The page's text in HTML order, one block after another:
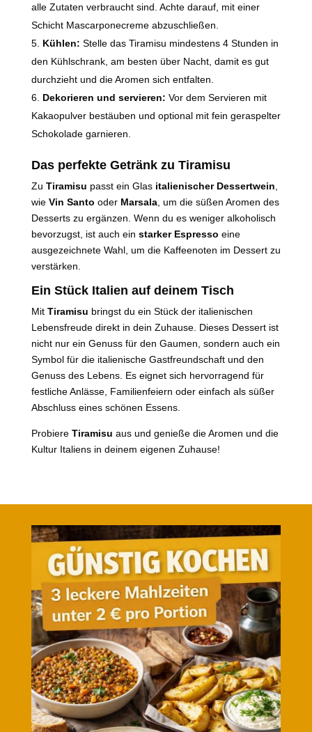
alle Zutaten verbraucht sind. Achte darauf, mit einer
Schicht Mascarponecreme abzuschließen.
Kühlen: Stelle das Tiramisu mindestens 4 Stunden in
den Kühlschrank, am besten über Nacht, damit es gut
durchzieht und die Aromen sich entfalten.
Dekorieren und servieren: Vor dem Servieren mit
Kakaopulver bestäuben und optional mit fein geraspelter
Schokolade garnieren.
Das perfekte Getränk zu Tiramisu
Zu Tiramisu passt ein Glas italienischer Dessertwein
wie Vin Santo oder Marsala, um die süßen Aromen des
Desserts zu ergänzen. Wenn du es weniger alkoholisch
bevorzugst, ist auch ein starker Espresso eine
ausgezeichnete Wahl, um die Kaffeenoten im Dessert zu
verstärken.
Ein Stück Italien auf deinem Tisch
Mit Tiramisu bringst du ein Stück der italienischen
Lebensfreude direkt in dein Zuhause. Dieses Dessert ist
nicht nur ein Genuss für den Gaumen, sondern auch ein
Symbol für die italienische Gastfreundschaft und den
Genuss des Lebens. Es eignet sich hervorragend für
festliche Anlässe, Familienfeiern oder einfach als süßer
Abschluss eines schönen Essens.
Probiere Tiramisu aus und genieße die Aromen und die
Kultur Italiens in deinem eigenen Zuhause!